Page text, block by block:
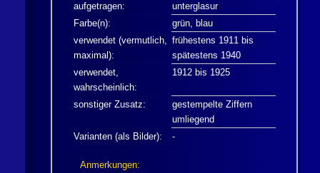
aufgetragen:
unterglasur
Farbe(n):
grün, blau
verwendet (vermutlich,
maximal):
frühestens 1911 bis
spätestens 1940
verwendet,
wahrscheinlich:
1912 bis 1925
sonstiger Zusatz:
gestempelte Ziffern
umliegend
Varianten (als Bilder):
-
Anmerkungen: